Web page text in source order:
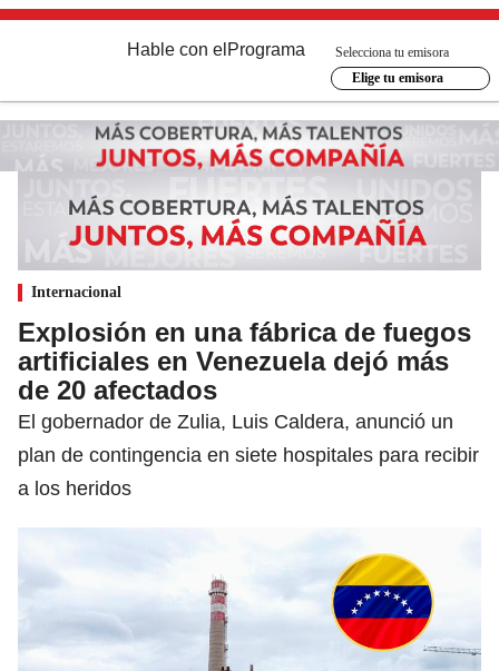
Hable con el Programa
Selecciona tu emisora
Elige tu emisora
Internacional
Explosión en una fábrica de fuegos
artificiales en Venezuela dejó más
de 20 afectados
El gobernador de Zulia, Luis Caldera, anunció un
plan de contingencia en siete hospitales para recibir
a los heridos